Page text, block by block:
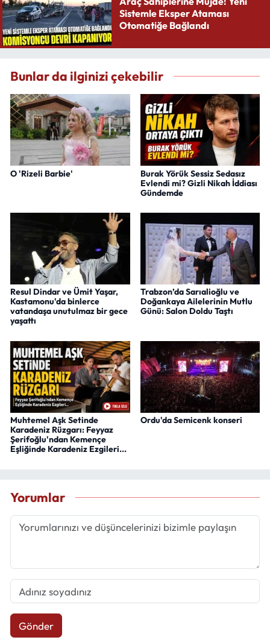
Sistemle Eksper Ataması
Otomatiğe Bağlandı
Bunlar da ilginizi çekebilir
O 'Rizeli Barbie'
Burak Yörük Sessiz Sedasız
Evlendi mi? Gizli Nikah İddiası
Gündemde
Resul Dindar ve Ümit Yaşar,
Kastamonu'da binlerce
vatandaşa unutulmaz bir gece
yaşattı
Trabzon’da Sarıalioğlu ve
Doğankaya Ailelerinin Mutlu
Günü: Salon Doldu Taştı
Muhtemel Aşk Setinde
Karadeniz Rüzgarı: Feyyaz
Şerifoğlu'ndan Kemençe
Eşliğinde Karadeniz Ezgileri...
Ordu'da Semicenk konseri
Yorumlar
Gönder